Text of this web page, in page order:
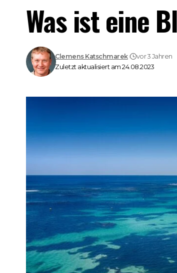
Was ist eine
Zuletzt aktualisiert am 24.08.2023
Clemens Katschmarek vor 3 Jahren